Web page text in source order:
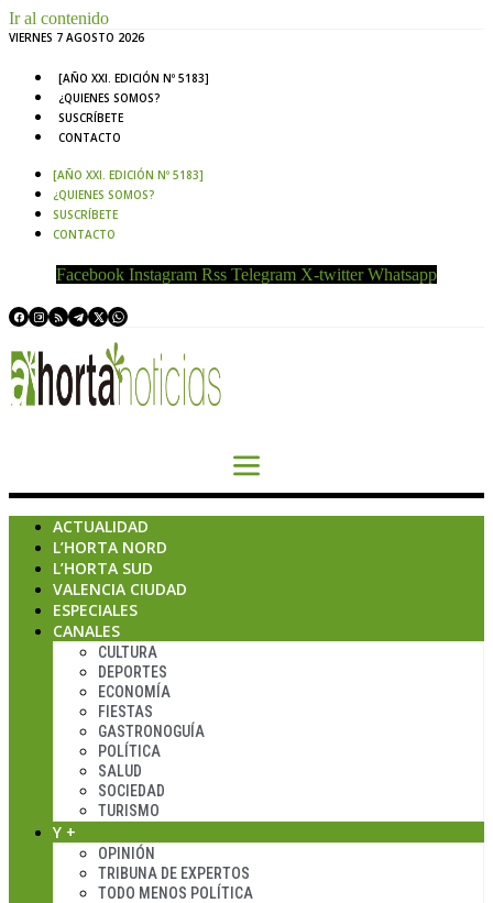
Ir al contenido
VIERNES 7 AGOSTO 2026
[AÑO XXI. EDICIÓN Nº 5183]
¿QUIENES SOMOS?
SUSCRÍBETE
CONTACTO
[AÑO XXI. EDICIÓN Nº 5183]
¿QUIENES SOMOS?
SUSCRÍBETE
CONTACTO
Facebook Instagram Rss Telegram X-twitter Whatsapp
ACTUALIDAD
L’HORTA NORD
L’HORTA SUD
VALENCIA CIUDAD
ESPECIALES
CANALES
CULTURA
DEPORTES
ECONOMÍA
FIESTAS
GASTRONOGUÍA
POLÍTICA
SALUD
SOCIEDAD
TURISMO
Y +
OPINIÓN
TRIBUNA DE EXPERTOS
TODO MENOS POLÍTICA